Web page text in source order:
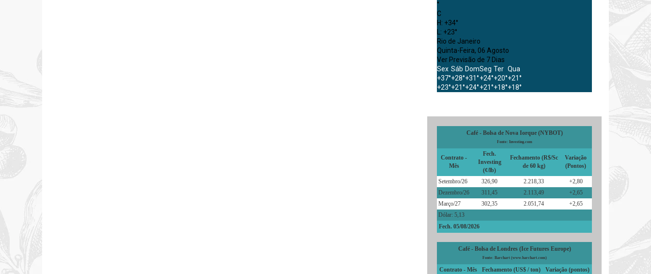
°
C
H: +34°
L: +23°
Rio de Janeiro
Quinta-Feira, 06 Agosto
Ver Previsão de 7 Dias
Sex Sáb DomSeg Ter Qua
+37°+28°+31°+24°+20°+21°
+23°+21°+24°+21°+18°+18°
Café - Bolsa de Nova Iorque (NYBOT)
Fonte: Investing.com
Contrato -
Mês
Fech.
Investing
(¢/lb)
Fechamento (R$/Sc
de 60 kg)
Variação
(Pontos)
Setembro/26 326,90 2.218,33
+2,80
Dezembro/26
311,45 2.113,49
+2,65
Março/27
302,35 2.051,74
+2,65
Dólar: 5,13
Fech. 05/08/2026
Café - Bolsa de Londres (Ice Futures Europe)
Fonte: Barchart (www.barchart.com)
Contrato - Mês Fechamento (US$ / ton)
Variação (pontos)